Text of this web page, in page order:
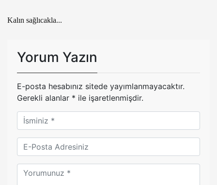
Kalın sağlıcakla...
Yorum Yazın
E-posta hesabınız sitede yayımlanmayacaktır.
Gerekli alanlar * ile işaretlenmişdir.